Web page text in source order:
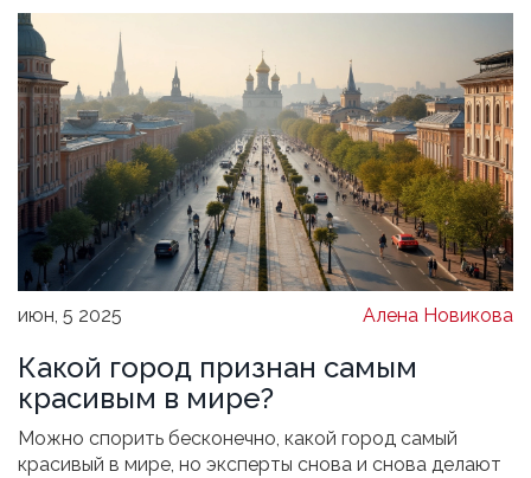
июн, 5 2025 Алена Новикова
Какой город признан самым
красивым в мире?
Можно спорить бесконечно, какой город самый
красивый в мире, но эксперты снова и снова делают